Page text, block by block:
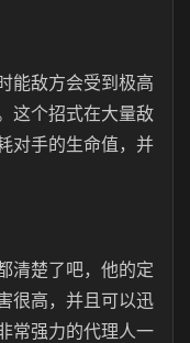
能敌方会受到极高
这个招式在大量敌
对手的生命值，并
清楚了吧，他的定
很高，并且可以迅
常强力的代理人一